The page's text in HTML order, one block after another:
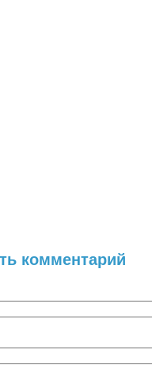
комментарий